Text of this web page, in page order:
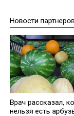
Новости партнеров
Врач рассказал,
нельзя есть